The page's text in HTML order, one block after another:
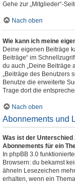
Gehe zur „Mitglieder“-
Nach oben
Wie kann ich meine
Deine eigenen Beiträge
Beiträge“ im
du auch „Deine Beiträge
„Beiträge des Benutzers
Benutze die erweiterte
Trage dort die
Nach oben
Abonnements und
Was ist der Unterschied
Abonnements für ein
In phpBB 3.0
Browsern: du bekamst
ähneln Lesezeichen
erhalten, wenn ein